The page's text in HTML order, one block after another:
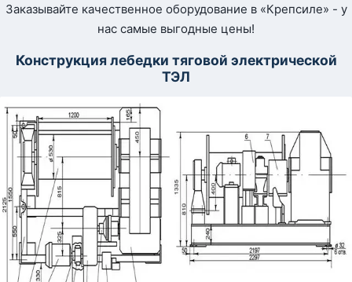
Заказывайте качественное оборудование в «Крепсиле» - у
нас самые выгодные цены!
Конструкция лебедки тяговой электрической
ТЭЛ